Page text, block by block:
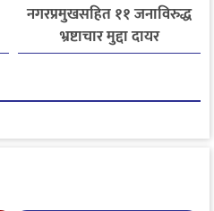
नगरप्रमुखसहित ११ जनाविरुद्ध
भ्रष्टाचार मुद्दा दायर